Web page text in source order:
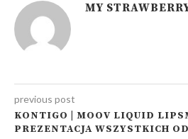
MY
previous post
KONTIGO | MOOV LIQUID
PREZENTACJA WSZYSTKICH